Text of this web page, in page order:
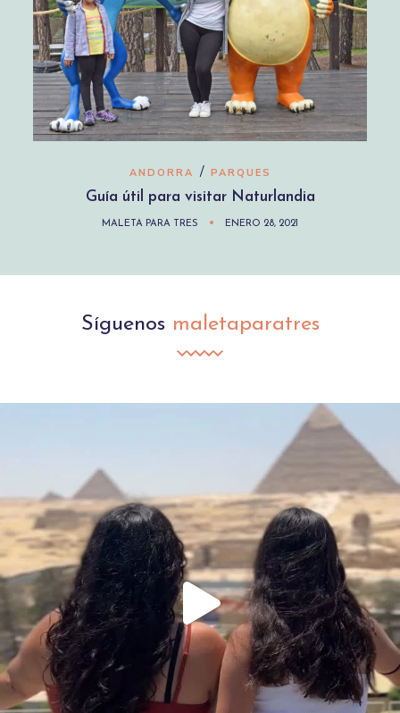
ANDORRA / PARQUES
Guía útil para visitar Naturlandia
MALETA PARA TRES ENERO 28, 2021
Síguenos maletaparatres